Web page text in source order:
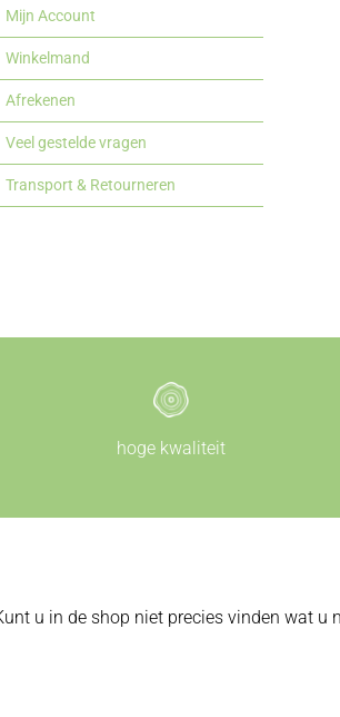
Mijn Account
Winkelmand
Afrekenen
Veel gestelde vragen
Transport & Retourneren
hoge kwaliteit
u in de shop niet precies vinden wat u